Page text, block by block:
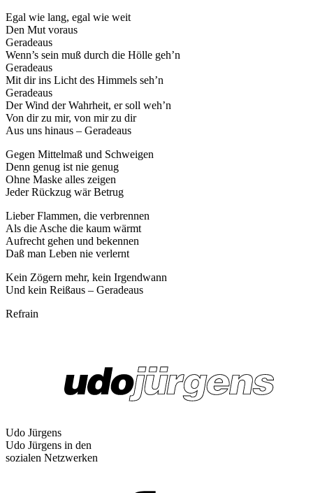
Egal wie lang, egal wie weit
Den Mut voraus
Geradeaus
Wenn’s sein muß durch die Hölle geh’n
Geradeaus
Mit dir ins Licht des Himmels seh’n
Geradeaus
Der Wind der Wahrheit, er soll weh’n
Von dir zu mir, von mir zu dir
Aus uns hinaus – Geradeaus
Gegen Mittelmaß und Schweigen
Denn genug ist nie genug
Ohne Maske alles zeigen
Jeder Rückzug wär Betrug
Lieber Flammen, die verbrennen
Als die Asche die kaum wärmt
Aufrecht gehen und bekennen
Daß man Leben nie verlernt
Kein Zögern mehr, kein Irgendwann
Und kein Reißaus – Geradeaus
Refrain
Udo Jürgens
Udo Jürgens in den
sozialen Netzwerken